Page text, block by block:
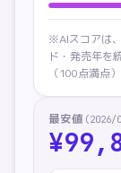
※AIスコアは
ド・発売年を
（100点満点）
最安値 (2026/
¥